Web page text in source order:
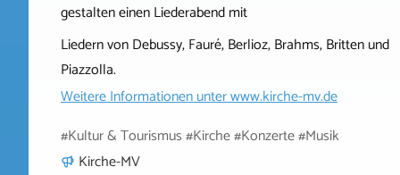
gestalten einen Liederabend mit
Liedern von Debussy, Fauré, Berlioz, Brahms, Britten und
Piazzolla.
Weitere Informationen unterwww.kirche-mv.de
#Kultur & Tourismus #Kirche #Konzerte #Musik
Kirche-MV